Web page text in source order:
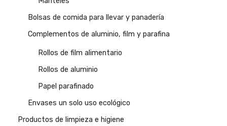
Bolsas de comida para llevar y panadería
Complementos de aluminio, film y parafina
Rollos de film alimentario
Rollos de aluminio
Papel parafinado
Envases un solo uso ecológico
Productos de limpieza e higiene